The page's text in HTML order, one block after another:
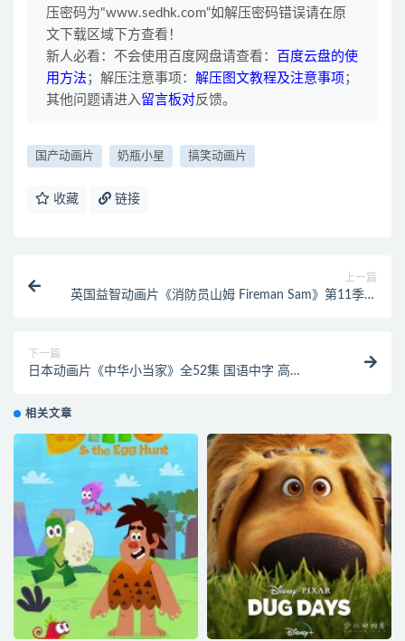
压密码为"www.sedhk.com“如解压密码错误请在原
文下载区域下方查看！
新人必看：不会使用百度网盘请查看：
百度云盘的使
用方法 ；解压注意事项： 解压图文教程及注意事项 ；
其他问题请进入留言板对反馈。
国产动画片 奶瓶小星 搞笑动画片
收藏 链接
上一篇
英国益智动画片《消防员山姆 Fireman Sam》第11季全
下一篇
日本动画片《中华小当家》全52集 国语中字 高
相关文章